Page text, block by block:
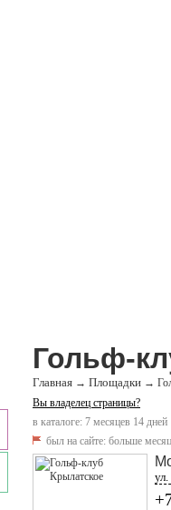
Гольф-
Главная → Площадки →
Вы владелец страницы?
в каталоге: 7 месяцев 14 дней
был на сайте: больше